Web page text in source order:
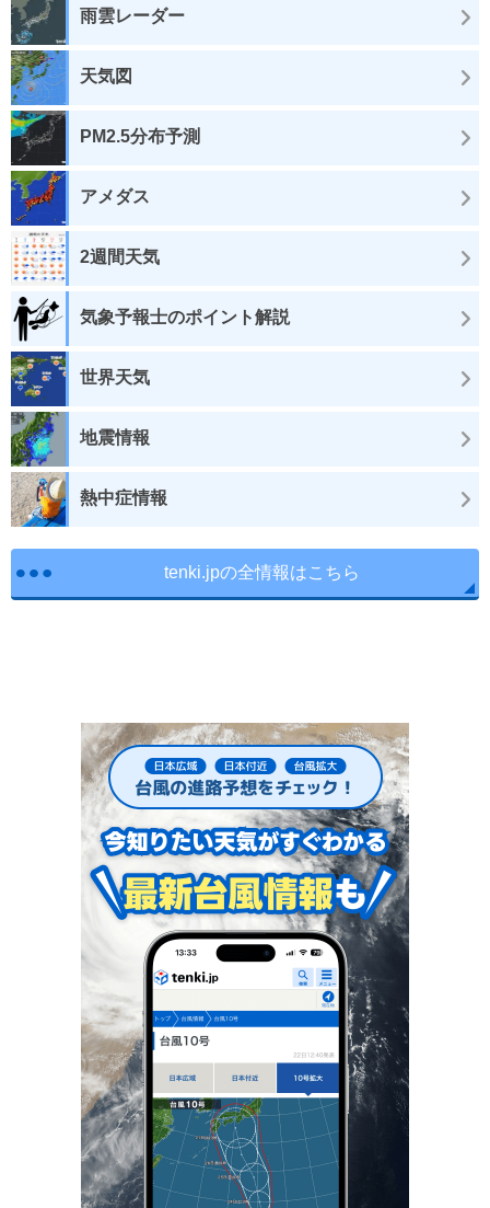
雨雲レーダー
天気図
PM2.5分布予測
アメダス
2週間天気
気象予報士のポイント解説
世界天気
地震情報
熱中症情報
tenki.jpの全情報はこちら